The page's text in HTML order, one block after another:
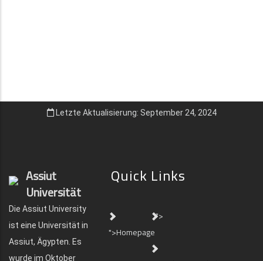
Letzte Aktualisierung: September 24, 2024
Assiut
Universität
Die Assiut University
ist eine Universität in
Assiut, Ägypten. Es
wurde im Oktober
Quick Links
">Homepage
">